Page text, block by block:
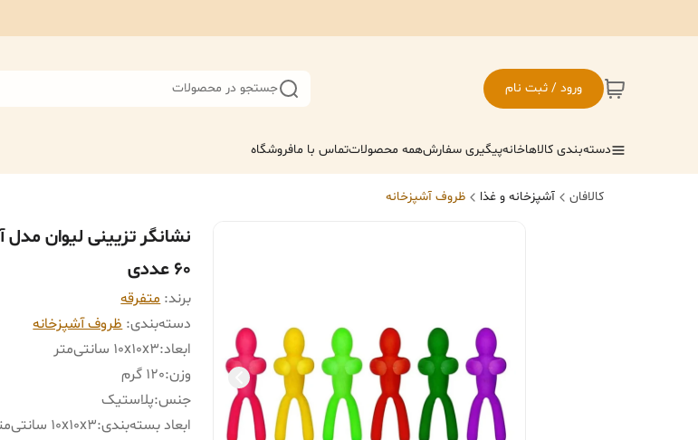
ورود / ثبت نام جستجو در محصولات
دسته‌بندی کالاهاخانهپیگیری سفارشهمه محصولاتتماس با مافروشگاه
کالافان آشپزخانه و غذا ظروف آشپزخانه
نشانگر تزیینی لیوان
60 عددی
برند: متفرقه
دسته‌بندی:ظروف آشپزخانه
ابعاد:10x10x3 سانتی‌متر
وزن:120 گرم
جنس:پلاستیک
ابعاد بسته‌بندی:10x10x3 سانتی‌متر